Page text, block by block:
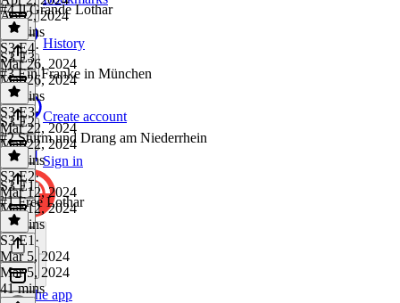
History
Create account
Sign in
Get the app
Apr 2, 2024
58 mins
#4 Il Grande Lothar
S3 E4·
Mar 26, 2024
Mar 26, 2024
57 mins
S3 E3
#3 Ein Franke in München
S3 E3·
Mar 22, 2024
Mar 22, 2024
45 mins
S3 E2
#2 Sturm und Drang am Niederrhein
S3 E2·
Mar 12, 2024
Mar 12, 2024
54 mins
S3 E1
#1 Free Lothar
S3 E1 ·
Mar 5, 2024
Mar 5, 2024
41 mins